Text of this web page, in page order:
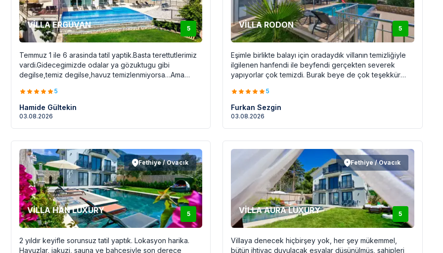
5
VİLLA ERGUVAN
Temmuz 1 ile 6 arasinda tatil yaptik.Basta terettutlerimiz
vardi.Gidecegimizde odalar ya gözuktugu gibi
degilse,temiz degilse,havuz temizlenmiyorsa…Ama
her yer temizdi.Mutfakta hersey tamam.Yeni bardak
takimlari vardi.Yemek tabaklari vardi.Tek eksigi ise bazi
odalardaki yataklar sanirim kirikti.Rahat yatamadik.Villa
5
Hamide Gültekin
03.08.2026
5
VİLLA RODON
Eşimle birlikte balayı için oradaydık villanın temizliğiyle
ilgilenen hanfendi ile beyfendi gerçekten severek
yapıyorlar çok temizdi. Burak beye de çok teşekkür
merkeze araçla 30-40 dakika uzaklıkta sessiz sakin bir
bölgede. Eğer yolumuz tekrardan buralara düşerse
tekrardan konaklama yapacağımız yerdir.
5
Furkan Sezgin
03.08.2026
Fethiye / Ovacık
5
VİLLA HAN LUXURY
2 yıldır keyifle sorunsuz tatil yaptık. Lokasyon harika.
Havuzlar, jakuzi, sauna ve bahçesiyle son derece
Fethiye / Ovacık
5
VİLLA AURA LUXURY
Villaya denecek hiçbirşey yok, her şey mükemmel,
bütün ihtiyaç duyulacak eşyalar düşünülmüş, sahipleri